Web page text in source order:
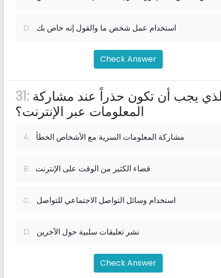
D. استخدام عمل شخص ما والقول إنه خاص بك
Check Answer
31:
المعلومات عبر الإنترنت؟
A. مشاركة المعلومات السرية مع الأشخاص الخطأ
B. قضاء الكثير من الوقت على الإنترنت
C. استخدام وسائل التواصل الاجتماعي للتواصل
D. نشر تعليقات سلبية حول الآخرين
Check Answer